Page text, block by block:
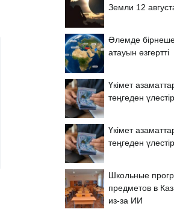
Земли 12
Әлемде
атауын өзгертті
Үкімет
теңгеден
Үкімет
теңгеден
Школьные
предметов в
из-за ИИ